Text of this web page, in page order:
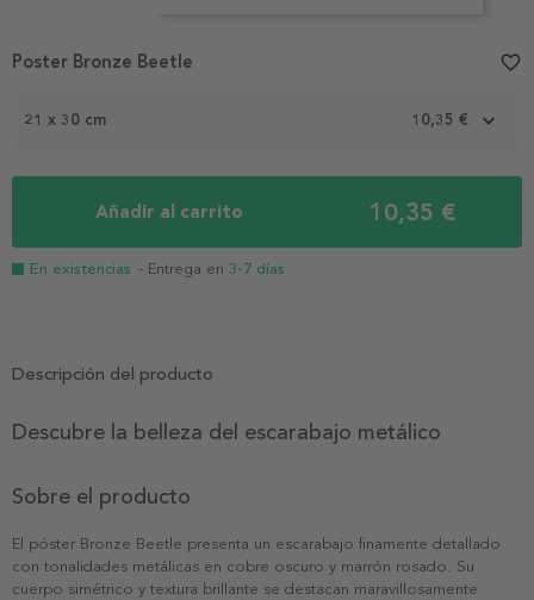
1
21 x 30 cm 10,35 €
Añadir al carrito 10,35 €
En existencias - Entrega en 3-7 días
Poster Bronze Beetle favorite_border
Descripción del producto
Descubre la belleza del escarabajo metálico
Sobre el producto
El póster Bronze Beetle presenta un escarabajo finamente detallado
con tonalidades metálicas en cobre oscuro y marrón rosado. Su
cuerpo simétrico y textura brillante se destacan maravillosamente